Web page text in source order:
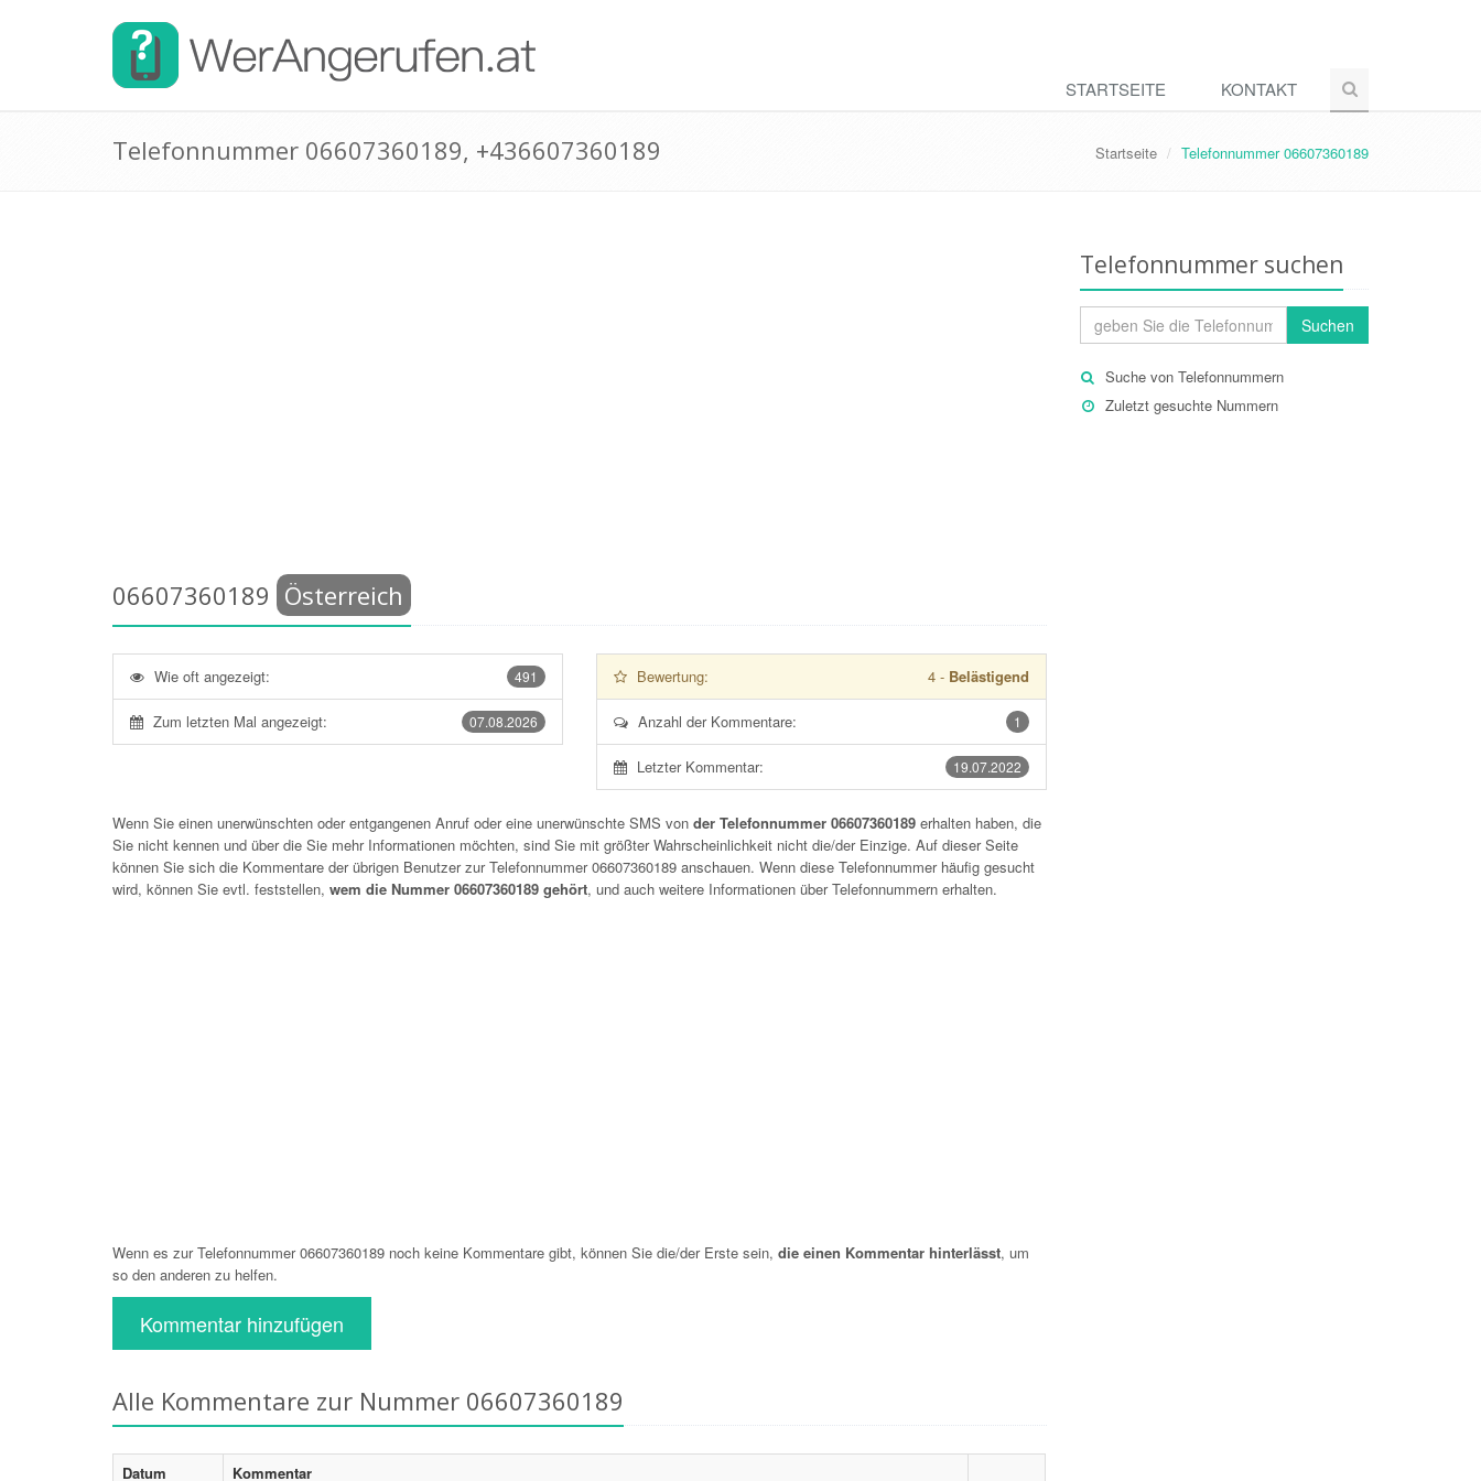
STARTSEITE KONTAKT
Telefonnummer 06607360189, +436607360189 Startseite Telefonnummer 06607360189
06607360189 Österreich
491
Wie oft angezeigt:
07.08.2026
Zum letzten Mal angezeigt:
Bewertung: 4- Belästigend
1
Anzahl der Kommentare:
19.07.2022
Letzter Kommentar:
Wenn Sie einen unerwünschten oder entgangenen Anruf oder eine unerwünschte SMS von der Telefonnummer 06607360189 erhalten haben, die
Sie nicht kennen und über die Sie mehr Informationen möchten, sind Sie mit größter Wahrscheinlichkeit nicht die/der Einzige. Auf dieser Seite
können Sie sich die Kommentare der übrigen Benutzer zur Telefonnummer06607360189 anschauen. Wenn diese Telefonnummer häufig gesucht
wird, können Sie evtl. feststellen, wem die Nummer 06607360189 gehört, und auch weitere Informationen über Telefonnummern erhalten.
Wenn es zur Telefonnummer 06607360189 noch keine Kommentare gibt, können Sie die/der Erste sein, die einen Kommentar hinterlässt, um
so den anderen zu helfen.
Kommentar hinzufügen
Alle Kommentare zur Nummer 06607360189
Datum Kommentar
Telefonnummer suchen
Suchen
Suche von Telefonnummern
Zuletzt gesuchte Nummern